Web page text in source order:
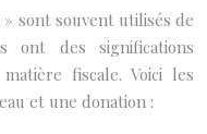
sont souvent utilisés de
ont des significations
fiscale. Voici les
et une donation :